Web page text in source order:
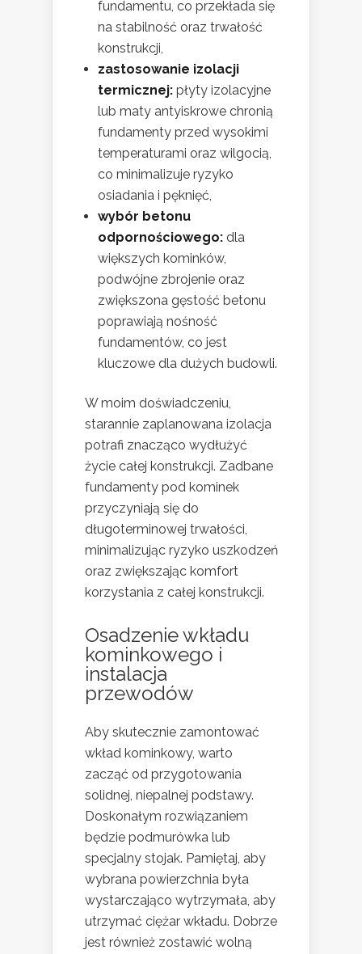
fundamentu, co przekłada się
na stabilność oraz trwałość
konstrukcji,
zastosowanie izolacji
termicznej: płyty izolacyjne
lub maty antyiskrowe chronią
fundamenty przed wysokimi
temperaturami oraz wilgocią,
co minimalizuje ryzyko
osiadania i pęknięć,
wybór betonu
odpornościowego: dla
większych kominków,
podwójne zbrojenie oraz
zwiększona gęstość betonu
poprawiają nośność
fundamentów, co jest
kluczowe dla dużych budowli.
W moim doświadczeniu,
starannie zaplanowana izolacja
potrafi znacząco wydłużyć
życie całej konstrukcji. Zadbane
fundamenty pod kominek
przyczyniają się do
długoterminowej trwałości,
minimalizując ryzyko uszkodzeń
oraz zwiększając komfort
korzystania z całej konstrukcji.
Osadzenie wkładu
kominkowego i
instalacja
przewodów
Aby skutecznie zamontować
wkład kominkowy, warto
zacząć od przygotowania
solidnej, niepalnej podstawy.
Doskonałym rozwiązaniem
będzie podmurówka lub
specjalny stojak. Pamiętaj, aby
wybrana powierzchnia była
wystarczająco wytrzymała, aby
utrzymać ciężar wkładu. Dobrze
jest również zostawić wolną